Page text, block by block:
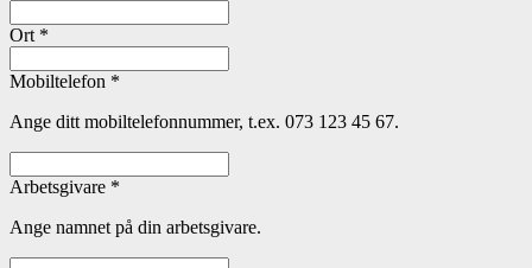
Ort *
Mobiltelefon *
Ange ditt mobiltelefonnummer, t.ex. 073 123 45 67.
Arbetsgivare *
Ange namnet på din arbetsgivare.